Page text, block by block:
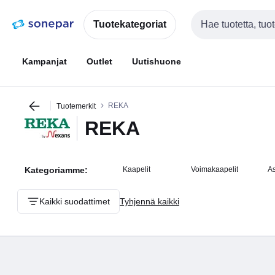
navigointiinsisältöön
Tuotekategoriat
Haku
Kampanjat Outlet Uutishuone
Tuotemerkit REKA
REKA
Kategoriamme: Kaapelit Voimakaapelit
Kaikki suodattimet Tyhjennä kaikki